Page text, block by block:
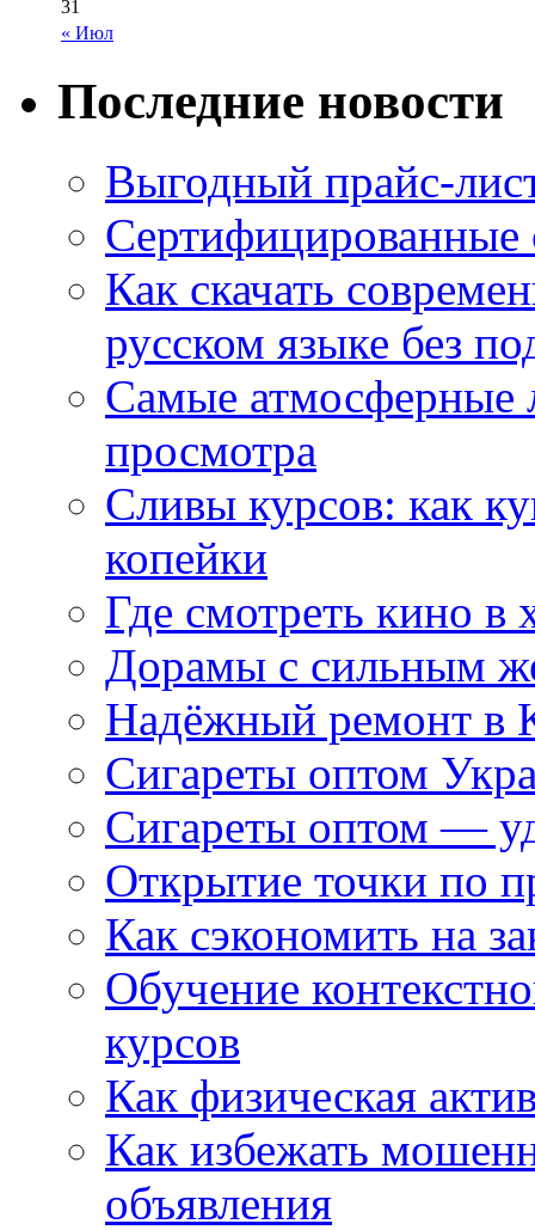
« Июл
31
Последние новости
Выгодный прайс-
Как скачать
русском языке без
Самые атмосферные
просмотра
Сливы курсов: как
копейки
Где смотреть кино в
Дорамы с сильным
Надёжный ремонт в
Сигареты оптом
Сигареты оптом —
Открытие точки по
Как сэкономить на
Обучение
курсов
Как физическая
Как избежать
объявления